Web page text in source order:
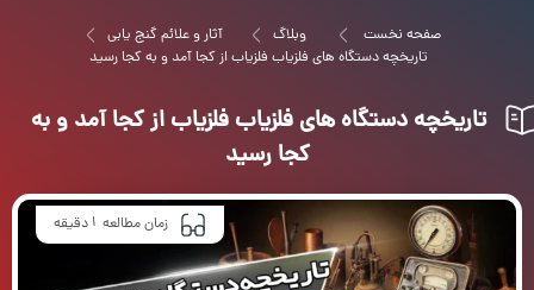
صفحه نخست وبلاگ
آثار و علائم گنج یابی
تاریخچه دستگاه های فلزیاب فلزیاب از کجا آمد و به کجا رسید
تاریخچه دستگاه های فلزیاب فلزیاب از کجا آمد و به
کجا رسید
زمان مطالعه 1 دقیقه